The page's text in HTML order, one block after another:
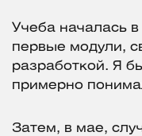
Учеба началась
первые модули,
разработкой. Я
примерно
Затем, в мае,